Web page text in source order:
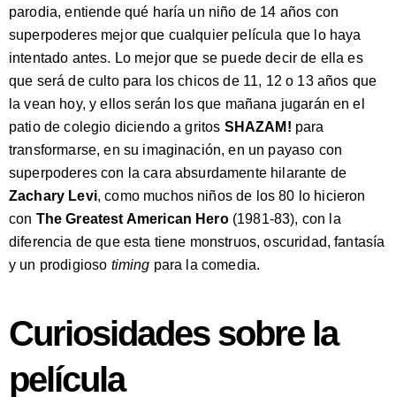
parodia, entiende qué haría un niño de 14 años con
superpoderes mejor que cualquier película que lo haya
intentado antes. Lo mejor que se puede decir de ella es
que será de culto para los chicos de 11, 12 o 13 años que
la vean hoy, y ellos serán los que mañana jugarán en el
patio de colegio diciendo a gritos SHAZAM! para
transformarse, en su imaginación, en un payaso con
superpoderes con la cara absurdamente hilarante de
Zachary Levi, como muchos niños de los 80 lo hicieron
con The Greatest American Hero(1981-83), con la
diferencia de que esta tiene monstruos, oscuridad, fantasía
y un prodigioso timing para la comedia.
Curiosidades sobre la
película